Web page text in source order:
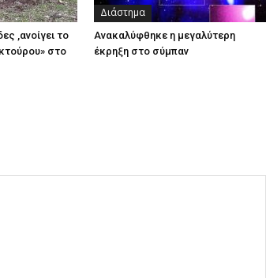
,ανοίγει το
στο
Διάστημα
Ανακαλύφθηκε η μεγαλύτερη
έκρηξη στο σύμπαν